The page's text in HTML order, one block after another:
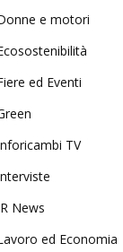
e motori
ed Eventi
TV
News
ed Economia